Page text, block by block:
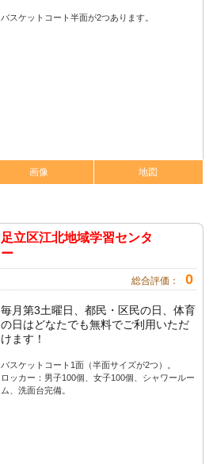
バスケットコート半面が2つあります。
画像 地図
足立区江北地域学習センタ
ー
総合評価： 0
毎月第3土曜日、都民・区民の日、体育
の日はどなたでも無料でご利用いただ
けます！
バスケットコート1面（半面サイズが2つ）。
ロッカー：男子100個、女子100個、シャワールー
ム、洗面台完備。